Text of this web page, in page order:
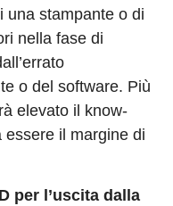
una stampante o di
nella fase di
o del software. Più
elevato il know-
il margine di
per l’uscita dalla